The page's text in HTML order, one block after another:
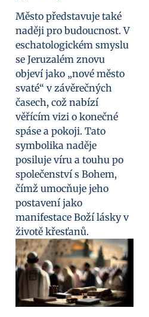
Město představuje také
naději pro budoucnost. V
eschatologickém smyslu
se Jeruzalém znovu
objeví jako „nové město
svaté“ v závěrečných
časech, což nabízí
věřícím vizi o konečné
spáse a pokoji. Tato
symbolika naděje
posiluje víru a touhu po
společenství s Bohem,
čímž umocňuje jeho
postavení jako
manifestace Boží lásky v
životě křesťanů.